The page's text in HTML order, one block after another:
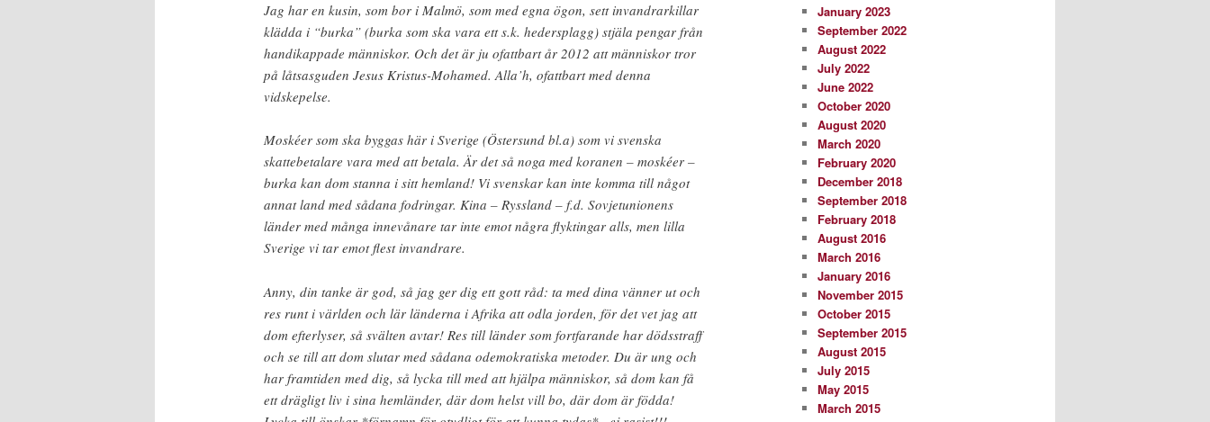
Jag har en kusin, som bor i Malmö, som med egna ögon, sett invandrarkillar
klädda i “burka” (burka som ska vara ett s.k. hedersplagg) stjäla pengar från
handikappade människor. Och det är ju ofattbart år 2012 att människor tror
på låtsasguden Jesus Kristus-Mohamed. Alla’h, ofattbart med denna
vidskepelse.
Moskéer som ska byggas här i Sverige (Östersund bl.a) som vi svenska
skattebetalare vara med att betala. Är det så noga med koranen – moskéer –
burka kan dom stanna i sitt hemland! Vi svenskar kan inte komma till något
annat land med sådana fodringar. Kina – Ryssland – f.d. Sovjetunionens
länder med många innevånare tar inte emot några flyktingar alls, men lilla
Sverige vi tar emot flest invandrare.
Anny, din tanke är god, så jag ger dig ett gott råd: ta med dina vänner ut och
res runt i världen och lär länderna i Afrika att odla jorden, för det vet jag att
dom efterlyser, så svälten avtar! Res till länder som fortfarande har dödsstraff
och se till att dom slutar med sådana odemokratiska metoder. Du är ung och
har framtiden med dig, så lycka till med att hjälpa människor, så dom kan få
ett drägligt liv i sina hemländer, där dom helst vill bo, där dom är födda!
January 2023
September 2022
August 2022
July 2022
June 2022
October 2020
August 2020
March 2020
February 2020
December 2018
September 2018
February 2018
August 2016
March 2016
January 2016
November 2015
October 2015
September 2015
August 2015
July 2015
May 2015
March 2015